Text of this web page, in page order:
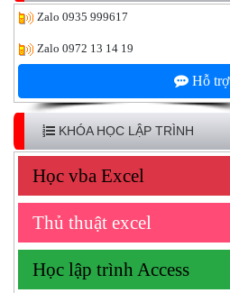
Zalo 0935 999617
Zalo 0972 13 14 19
Hỗ trợ
KHÓA HỌC LẬP TRÌNH
Học vba Excel
Thủ thuật excel
Học lập trình Access